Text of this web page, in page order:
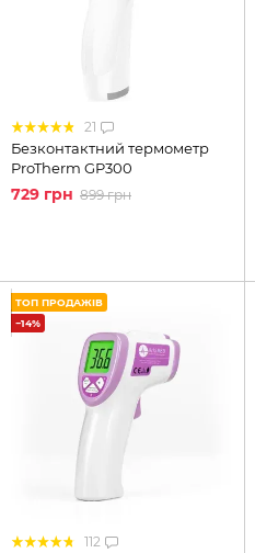
21
Безконтактний термометр
ProTherm GP300
729 грн 899 грн
ТОП ПРОДАЖІВ
−14%
112